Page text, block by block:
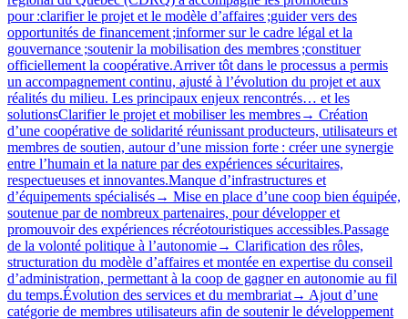
pour :clarifier le projet et le modèle d’affaires ;guider vers des
opportunités de financement ;informer sur le cadre légal et la
gouvernance ;soutenir la mobilisation des membres ;constituer
officiellement la coopérative.Arriver tôt dans le processus a permis
un accompagnement continu, ajusté à l’évolution du projet et aux
réalités du milieu. Les principaux enjeux rencontrés… et les
solutionsClarifier le projet et mobiliser les membres→ Création
d’une coopérative de solidarité réunissant producteurs, utilisateurs et
membres de soutien, autour d’une mission forte : créer une synergie
entre l’humain et la nature par des expériences sécuritaires,
respectueuses et innovantes.Manque d’infrastructures et
d’équipements spécialisés→ Mise en place d’une coop bien équipée,
soutenue par de nombreux partenaires, pour développer et
promouvoir des expériences récréotouristiques accessibles.Passage
de la volonté politique à l’autonomie→ Clarification des rôles,
structuration du modèle d’affaires et montée en expertise du conseil
d’administration, permettant à la coop de gagner en autonomie au fil
du temps.Évolution des services et du membrariat→ Ajout d’une
catégorie de membres utilisateurs afin de soutenir le développement